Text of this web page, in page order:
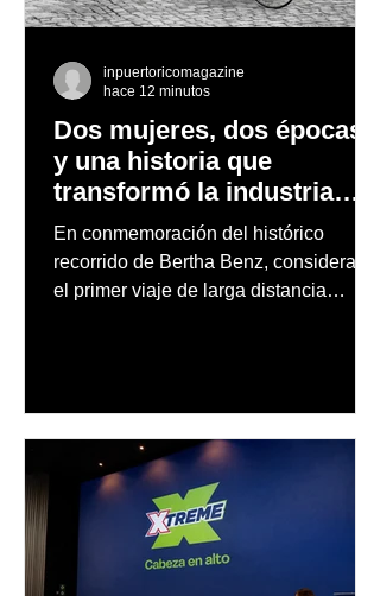
Dos mujeres, dos épocas
y una historia que
transformó la industria
automotriz
En conmemoración del histórico
recorrido de Bertha Benz, considerado
el primer viaje de larga distancia
inpuertoricomagazine
hace 12 minutos